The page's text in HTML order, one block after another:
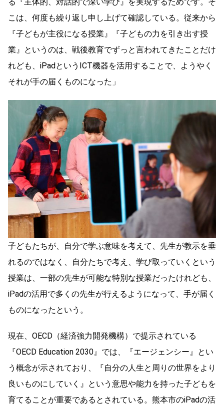
こは、何度も繰り返し申し上げて確認している。従来から
『子どもが主役になる授業』『子どもの力を引き出す授
業』というのは、戦後教育でずっと言われてきたことだけ
れども、iPadというICT機器を活用することで、ようやく
それが手の届くものになった」
子どもたちが、自分で学ぶ意味を考えて、先生が教示を垂
れるのではなく、自分たちで考え、学び取っていくという
授業は、一部の先生が可能な特別な授業だったけれども、
iPadの活用で多くの先生が行えるようになって、手が届く
ものになったという。
現在、OECD（経済強力開発機構）で提示されている
『OECD Education 2030』では、『エージェンシー』とい
う概念が示されており、『自分の人生と周りの世界をより
良いものにしていく』という意思や能力を持った子どもを
育てることが重要であるとされている。熊本市のiPadの活